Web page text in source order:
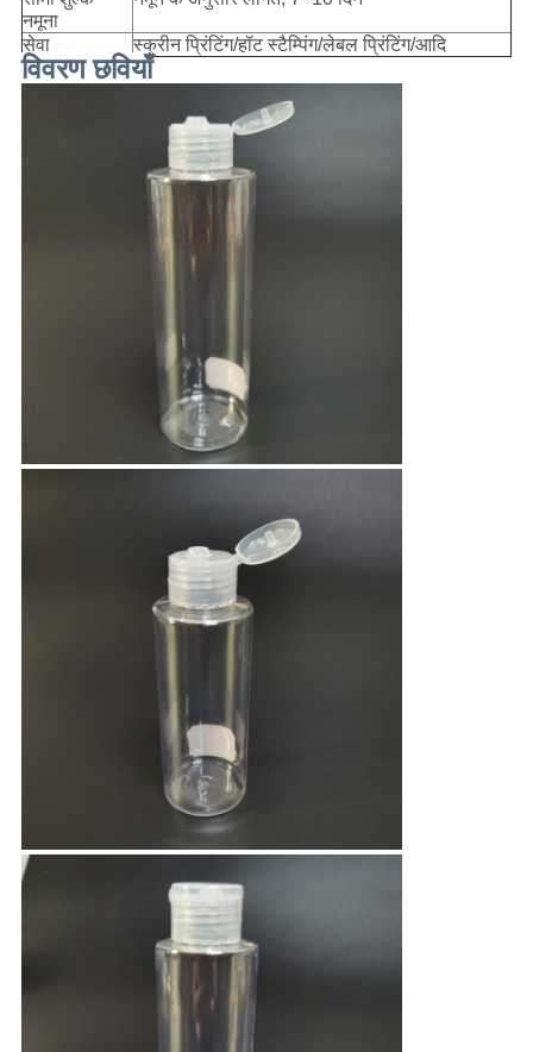
नमूना
सेवा स्क्रीन प्रिंटिंग/हॉट स्टैम्पिंग/लेबल प्रिंटिंग/आदि
विवरण छवियाँ